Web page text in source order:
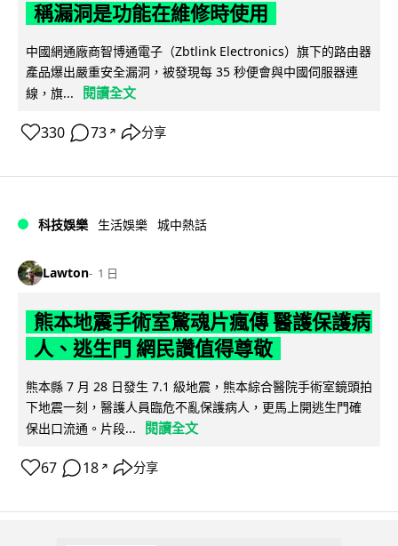
稱漏洞是功能在維修時使用
中國網通廠商智博通電子（Zbtlink Electronics）旗下的路由器
產品爆出嚴重安全漏洞，被發現每 35 秒便會與中國伺服器連
線，旗...
閱讀全文
330 73 ↗ 分享
科技娛樂 生活娛樂 城中熱話
Lawton 1 日
熊本地震手術室驚魂片瘋傳 醫護保護病
人、逃生門 網民讚值得尊敬
熊本縣 7 月 28 日發生 7.1 級地震，熊本綜合醫院手術室鏡頭拍
下地震一刻，醫護人員臨危不亂保護病人，更馬上開逃生門確
保出口流通。片段...
閱讀全文
67 18 ↗ 分享